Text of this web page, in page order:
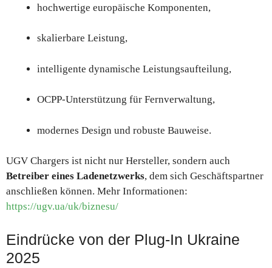
hochwertige europäische Komponenten,
skalierbare Leistung,
intelligente dynamische Leistungsaufteilung,
OCPP-Unterstützung für Fernverwaltung,
modernes Design und robuste Bauweise.
UGV Chargers ist nicht nur Hersteller, sondern auch
Betreiber eines Ladenetzwerks, dem sich Geschäftspartner
anschließen können. Mehr Informationen:
https://ugv.ua/uk/biznesu/
Eindrücke von der Plug-In Ukraine
2025